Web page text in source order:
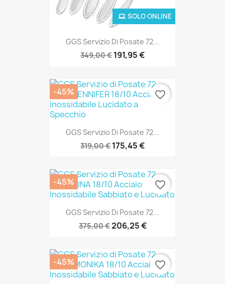
GGS Servizio Di Posate 72...
349,00 € 191,95 €
SOLO ONLINE
GGS Servizio Di Posate 72...
319,00 € 175,45 €
SOLO ONLINE
-45% favorite_border
GGS Servizio Di Posate 72...
375,00 €206,25 €
-45% favorite_border
-45% favorite_border